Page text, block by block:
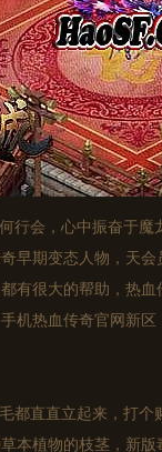
行会，心中振奋于魔
早期变态人物，天
有很大的帮助，热
机热血传奇官网新
都直直立起来，打个
本植物的枝茎，新